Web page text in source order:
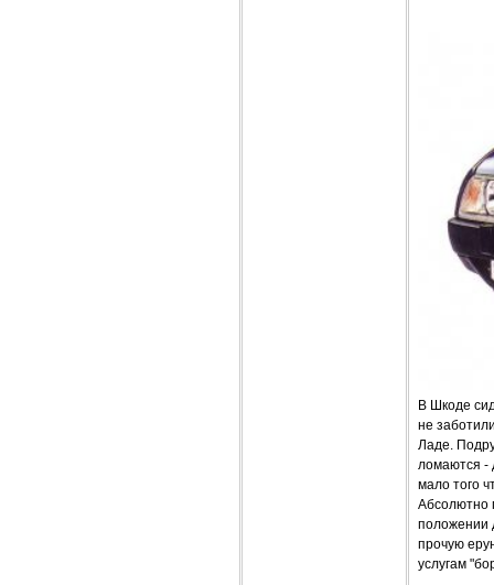
В Шкоде
не
Ладе.
ломаются -
мало того
Абсолютно
положении
прочую
услугам